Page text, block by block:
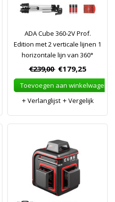
ADA Cube 360-2V Prof.
Edition met 2 verticale lijnen 1
horizontale lijn van 360°
€239,00 €179,25
Toevoegen aan winkelwagen
Verlanglijst
Vergelijk